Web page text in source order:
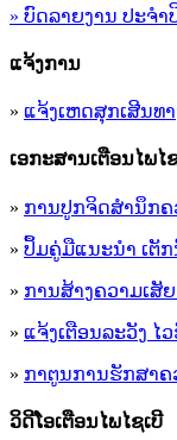
» ບົດລາຍງານ ປະຈຳ
ແຈ້ງການ
» ແຈ້ງເຫດສຸກເສີນທ
ເອ​ກະ​ສານເຕືອນໄພໄ
» ການປູກຈິດສໍານຶກຄ
» ປຶ້ມຄູ່ມືແນະນໍາ ເຕັ
» ການສ້າງຄວາມເສັ
» ແຈ້ງເຕືອນລະວັງ ໄວ
» ກາຕູນການຮັກສາຄ
ວິດີໂອເຕືອນໄພໄຊເບີ